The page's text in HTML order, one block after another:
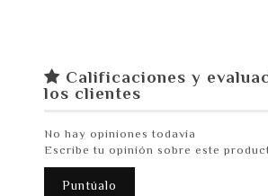
Calificaciones y
los clientes
No hay opiniones todavía
Escribe tu opinión sobre este
Puntúalo